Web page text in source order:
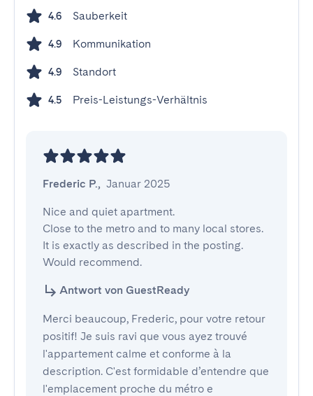
4.6 Sauberkeit
4.9 Kommunikation
4.9 Standort
4.5 Preis-Leistungs-Verhältnis
Frederic P., Januar 2025
Nice and quiet apartment.
Close to the metro and to many local stores.
It is exactly as described in the posting.
Would recommend.
Antwort von GuestReady
Merci beaucoup, Frederic, pour votre retour
positif! Je suis ravi que vous ayez trouvé
l'appartement calme et conforme à la
description. C'est formidable d’entendre que
l'emplacement proche du métro e